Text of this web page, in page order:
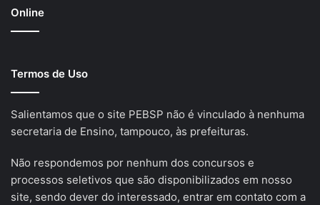
Online
Termos de Uso
Salientamos que o site PEBSP não é vinculado à nenhuma
secretaria de Ensino, tampouco, às prefeituras.
Não respondemos por nenhum dos concursos e
processos seletivos que são disponibilizados em nosso
site, sendo dever do interessado, entrar em contato com a